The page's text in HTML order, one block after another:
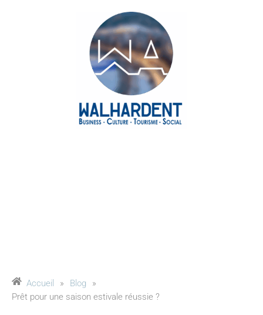
Accueil » Blog
»
Prêt pour une saison estivale réussie ?